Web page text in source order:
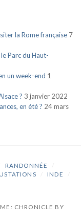
la Rome française 7
Parc du Haut-
un week-end 1
? 3 janvier 2022
en été ? 24 mars
RANDONNÉE
INDE
CHRONICLE BY